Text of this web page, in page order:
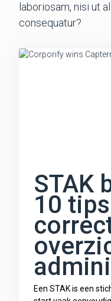
laboriosam, nisi ut
consequatur?
STAK
10
Een STAK is een